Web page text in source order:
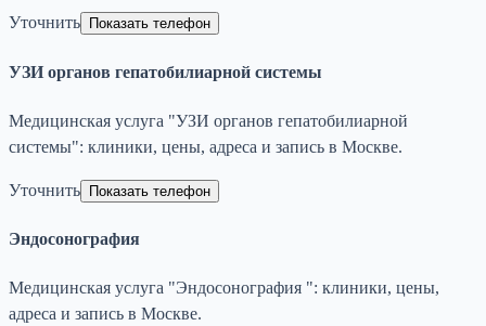
Уточнить Показать телефон
УЗИ органов гепатобилиарной системы
Медицинская услуга "УЗИ органов гепатобилиарной
системы": клиники, цены, адреса и запись в Москве.
Уточнить Показать телефон
Эндосонография
Медицинская услуга "Эндосонография ": клиники, цены,
адреса и запись в Москве.